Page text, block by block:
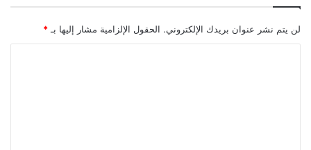
لن يتم نشر عنوان بريدك الإلكتروني. الحقول الإلزامية مشار إليها بـ *